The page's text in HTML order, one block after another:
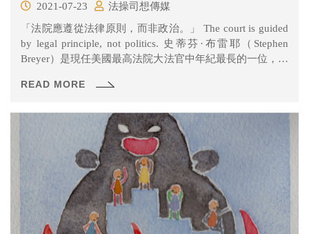
2021-07-23
法操司想傳媒
「法院應遵從法律原則，而非政治。」 The court is guided
by legal principle, not politics. 史蒂芬·布雷耶（Stephen
Breyer）是現任美國最高法院大法官中年紀最長的一位，他
官們會對於法律做最嚴格的解釋，布雷耶大法官所關注的
為他很清楚法院所做的決定往往會大幅影響人民的生活。
READ MORE